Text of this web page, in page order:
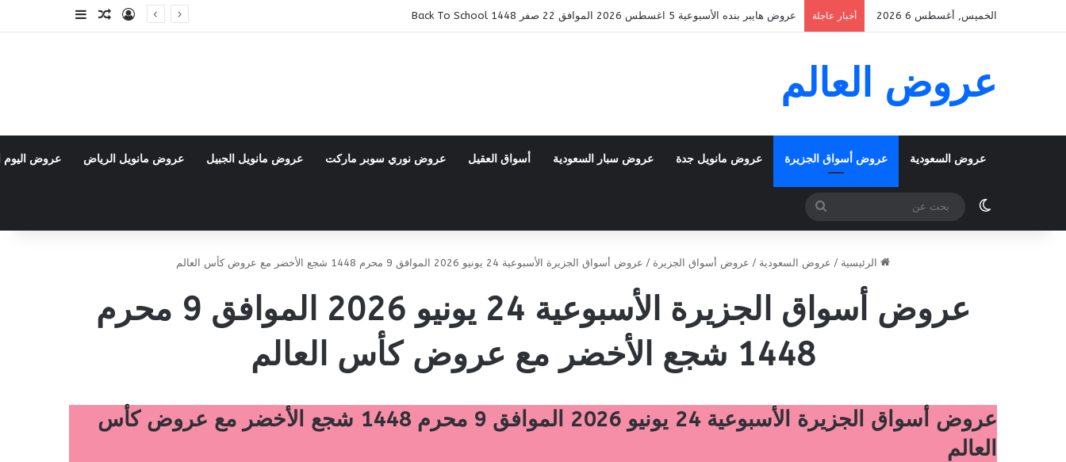
الخميس, أغسطس 6 2026 أخبار عاجلة عروض هايبر بنده الأسبوعية 5 اغسطس 2026 الموافق 22 صفر 1448 Back To School تسجيل الدخول
مقال عشوائي
إضافة عمود
عروض العالم
عروض السعودية عروض أسواق الجزيرة عروض مانويل جدة عروض سبار السعودية أسواق العقيل عروض نوري سوبر ماركت عروض مانويل الجبيل عروض مانويل الرياض عروض اليوم
الوضع المظلم
بحث
عن
الرئيسية / عروض السعودية / عروض أسواق الجزيرة / عروض أسواق الجزيرة الأسبوعية 24 يونيو 2026 الموافق 9 محرم 1448 شجع الأخضر مع عروض كأس العالم
عروض أسواق الجزيرة الأسبوعية 24 يونيو 2026 الموافق 9 محرم
1448 شجع الأخضر مع عروض كأس العالم
عروض أسواق الجزيرة الأسبوعية 24 يونيو 2026 الموافق 9 محرم 1448 شجع الأخضر مع عروض كأس
العالم